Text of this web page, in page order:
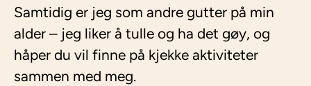
Samtidig er jeg som andre gutter på min
alder – jeg liker å tulle og ha det gøy, og
håper du vil finne på kjekke aktiviteter
sammen med meg.